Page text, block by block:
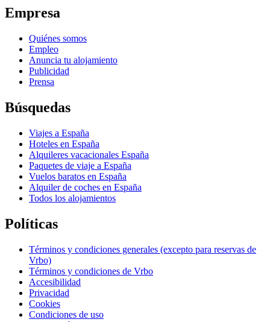
Empresa
Quiénes somos
Empleo
Anuncia tu alojamiento
Publicidad
Prensa
Búsquedas
Viajes a España
Hoteles en España
Alquileres vacacionales España
Paquetes de viaje a España
Vuelos baratos en España
Alquiler de coches en España
Todos los alojamientos
Políticas
Términos y condiciones generales (excepto para reservas de
Vrbo)
Términos y condiciones de Vrbo
Accesibilidad
Privacidad
Cookies
Condiciones de uso